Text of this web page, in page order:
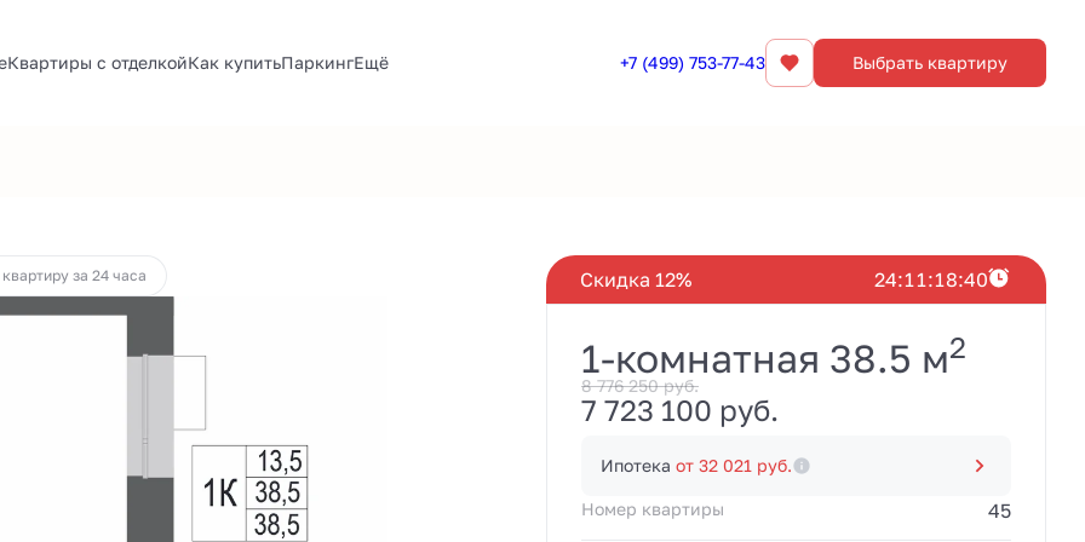
Квартиры с отделкойКак купитьПаркингЕщё +7 (499) 753-77-43 Выбрать квартиру
за 24 часа Скидка 12% 24:11:18:39
1-комнатная 38.5 м2
8 776 250 руб.
7 723 100 руб.
Ипотека от 32 021 руб.
Номер квартиры 45